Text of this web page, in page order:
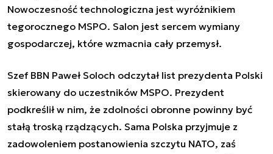
Nowoczesność technologiczna jest wyróżnikiem
tegorocznego MSPO. Salon jest sercem wymiany
gospodarczej, które wzmacnia cały przemysł.
Szef BBN Paweł Soloch odczytał list prezydenta Polski
skierowany do uczestników MSPO. Prezydent
podkreślił w nim, że zdolności obronne powinny być
stałą troską rządzących. Sama Polska przyjmuje z
zadowoleniem postanowienia szczytu NATO, zaś